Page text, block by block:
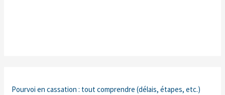
Pourvoi en cassation : tout comprendre (délais, étapes, etc.)